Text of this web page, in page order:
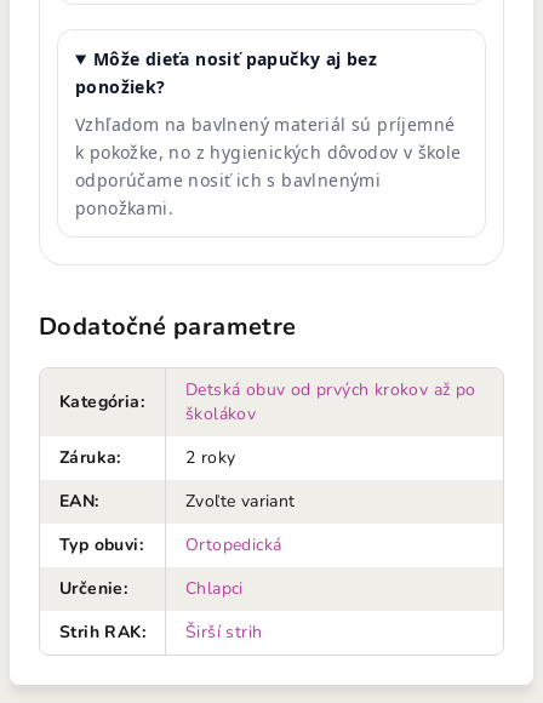
Môže dieťa nosiť papučky aj bez
ponožiek?
Vzhľadom na bavlnený materiál sú príjemné
k pokožke, no z hygienických dôvodov v škole
odporúčame nosiť ich s bavlnenými
ponožkami.
Dodatočné parametre
Kategória:
Detská obuv od prvých krokov až po
školákov
Záruka:
2 roky
EAN:
Zvoľte variant
Typ obuvi:
Ortopedická
Určenie:
Chlapci
Strih RAK: Širší strih